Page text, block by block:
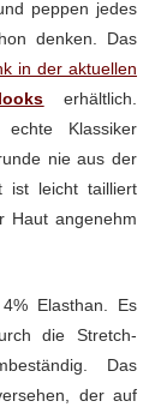
peppen jedes
denken. Das
in der aktuellen
erhältlich.
Klassiker
nie aus der
ist leicht tailliert
Haut angenehm
Elasthan. Es
die Stretch-
Das
der auf